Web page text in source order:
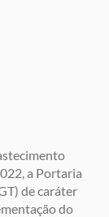
a Portaria
de caráter
do